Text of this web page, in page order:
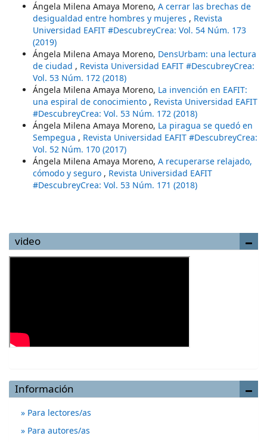
Ángela Milena Amaya Moreno, A cerrar las brechas de
desigualdad entre hombres y mujeres , Revista
Universidad EAFIT #DescubreyCrea: Vol. 54 Núm. 173
(2019)
Ángela Milena Amaya Moreno, DensUrbam: una lectura
de ciudad , Revista Universidad EAFIT #DescubreyCrea:
Vol. 53 Núm. 172 (2018)
Ángela Milena Amaya Moreno, La invención en EAFIT:
una espiral de conocimiento , Revista Universidad EAFIT
#DescubreyCrea: Vol. 53 Núm. 172 (2018)
Ángela Milena Amaya Moreno, La piragua se quedó en
Sempegua , Revista Universidad EAFIT #DescubreyCrea:
Vol. 52 Núm. 170 (2017)
Ángela Milena Amaya Moreno, A recuperarse relajado,
cómodo y seguro , Revista Universidad EAFIT
#DescubreyCrea: Vol. 53 Núm. 171 (2018)
video
Información
Para lectores/as
Para autores/as